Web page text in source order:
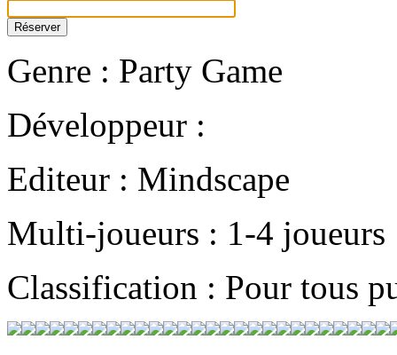
Genre : Party Game
Développeur :
Editeur : Mindscape
Multi-joueurs : 1-4 joueurs
Classification : Pour tous